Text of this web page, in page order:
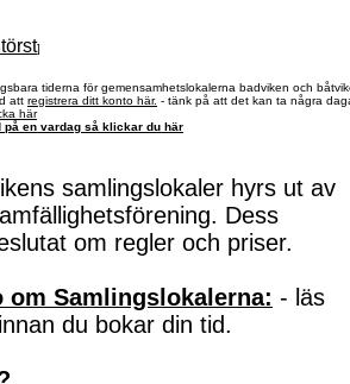
]
tiderna för gemensamhetslokalerna badviken och
att registrera ditt konto här. - tänk på att det kan ta några
här
på en vardag så klickar du här
samlingslokaler hyrs ut av
Dess
om regler och priser.
om Samlingslokalerna: - läs
du bokar din tid.